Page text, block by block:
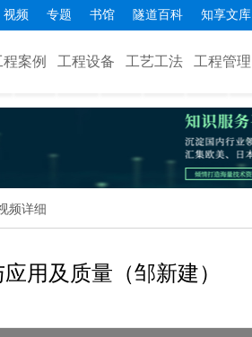
视频 专题 书馆 隧道百科 知享文库
程案例 工程设备 工艺工法 工程管理
频详细
用及质量（邹新建）